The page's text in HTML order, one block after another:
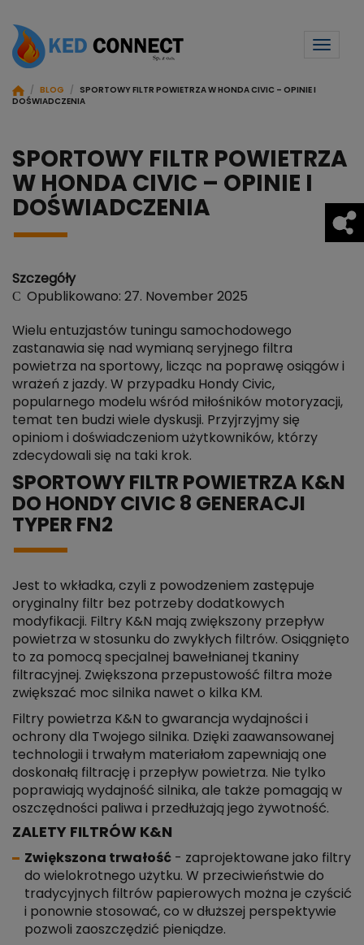
Toggle
/ BLOG /
SPORTOWY FILTR POWIETRZA W HONDA CIVIC – OPINIE I
DOŚWIADCZENIA
SPORTOWY FILTR POWIETRZA
W HONDA CIVIC – OPINIE I
DOŚWIADCZENIA
Szczegóły
Opublikowano: 27. November 2025
Wielu entuzjastów tuningu samochodowego
zastanawia się nad wymianą seryjnego filtra
powietrza na sportowy, licząc na poprawę osiągów i
wrażeń z jazdy. W przypadku Hondy Civic,
popularnego modelu wśród miłośników motoryzacji,
temat ten budzi wiele dyskusji. Przyjrzyjmy się
opiniom i doświadczeniom użytkowników, którzy
zdecydowali się na taki krok.
SPORTOWY FILTR POWIETRZA K&N
DO HONDY CIVIC 8 GENERACJI
TYPER FN2
Jest to wkładka, czyli z powodzeniem zastępuje
oryginalny filtr bez potrzeby dodatkowych
modyfikacji. Filtry K&N mają zwiększony przepływ
powietrza w stosunku do zwykłych filtrów. Osiągnięto
to za pomocą specjalnej bawełnianej tkaniny
filtracyjnej. Zwiększona przepustowość filtra może
zwiększać moc silnika nawet o kilka KM.
Filtry powietrza K&N to gwarancja wydajności i
ochrony dla Twojego silnika. Dzięki zaawansowanej
technologii i trwałym materiałom zapewniają one
doskonałą filtrację i przepływ powietrza. Nie tylko
poprawiają wydajność silnika, ale także pomagają w
oszczędności paliwa i przedłużają jego żywotność.
ZALETY FILTRÓW K&N
Zwiększona trwałość - zaprojektowane jako filtry
do wielokrotnego użytku. W przeciwieństwie do
tradycyjnych filtrów papierowych można je czyścić
i ponownie stosować, co w dłuższej perspektywie
pozwoli zaoszczędzić pieniądze.